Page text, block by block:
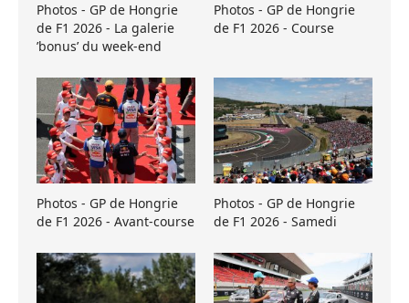
Photos - GP de Hongrie
de F1 2026 - La galerie
’bonus’ du week-end
Photos - GP de Hongrie
de F1 2026 - Course
Photos - GP de Hongrie
de F1 2026 - Avant-course
Photos - GP de Hongrie
de F1 2026 - Samedi